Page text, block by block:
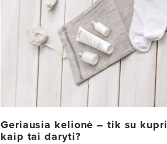
Geriausia kelionė – tik su
kaip tai daryti?